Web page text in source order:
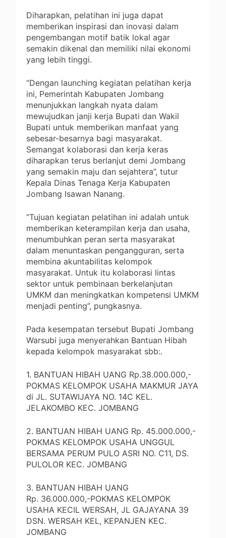
Diharapkan, pelatihan ini juga dapat
memberikan inspirasi dan inovasi dalam
pengembangan motif batik lokal agar
semakin dikenal dan memiliki nilai ekonomi
yang lebih tinggi.
“Dengan launching kegiatan pelatihan kerja
ini, Pemerintah Kabupaten Jombang
menunjukkan langkah nyata dalam
mewujudkan janji kerja Bupati dan Wakil
Bupati untuk memberikan manfaat yang
sebesar-besarnya bagi masyarakat.
Semangat kolaborasi dan kerja keras
diharapkan terus berlanjut demi Jombang
yang semakin maju dan sejahtera”, tutur
Kepala Dinas Tenaga Kerja Kabupaten
Jombang Isawan Nanang.
“Tujuan kegiatan pelatihan ini adalah untuk
memberikan keterampilan kerja dan usaha,
menumbuhkan peran serta masyarakat
dalam menuntaskan pengangguran, serta
membina akuntabilitas kelompok
masyarakat. Untuk itu kolaborasi lintas
sektor untuk pembinaan berkelanjutan
UMKM dan meningkatkan kompetensi UMKM
menjadi penting”, pungkasnya.
Pada kesempatan tersebut Bupati Jombang
Warsubi juga menyerahkan Bantuan Hibah
kepada kelompok masyarakat sbb:.
1. BANTUAN HIBAH UANG Rp.38.000.000,-
POKMAS KELOMPOK USAHA MAKMUR JAYA
di JL. SUTAWIJAYA NO. 14C KEL.
JELAKOMBO KEC. JOMBANG
2. BANTUAN HIBAH UANG Rp. 45.000.000,-
POKMAS KELOMPOK USAHA UNGGUL
BERSAMA PERUM PULO ASRI NO. C11, DS.
PULOLOR KEC. JOMBANG
3. BANTUAN HIBAH UANG
Rp. 36.000.000,-POKMAS KELOMPOK
USAHA KECIL WERSAH, JL GAJAYANA 39
DSN. WERSAH KEL, KEPANJEN KEC.
JOMBANG